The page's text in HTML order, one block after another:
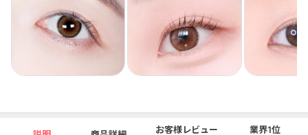
お客様レビュー 業界1位